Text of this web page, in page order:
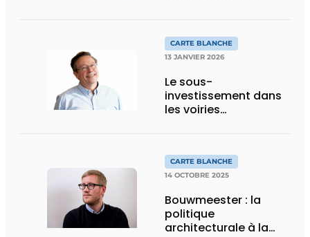
CARTE BLANCHE
13 JANVIER 2026
Le sous-
investissement dans
les voiries
CARTE BLANCHE
14 OCTOBRE 2025
Bouwmeester : la
politique
architecturale à la